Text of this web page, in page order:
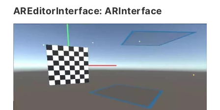
AREditorInterface: ARInterface